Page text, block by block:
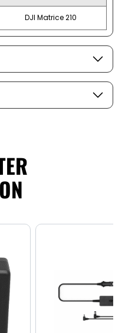
DJI Matrice 210